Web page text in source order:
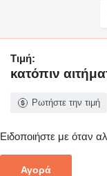
Τιμή:
κατόπιν
Ρωτήστε την τιμή
Ειδοποιήστε με όταν
Αγορά